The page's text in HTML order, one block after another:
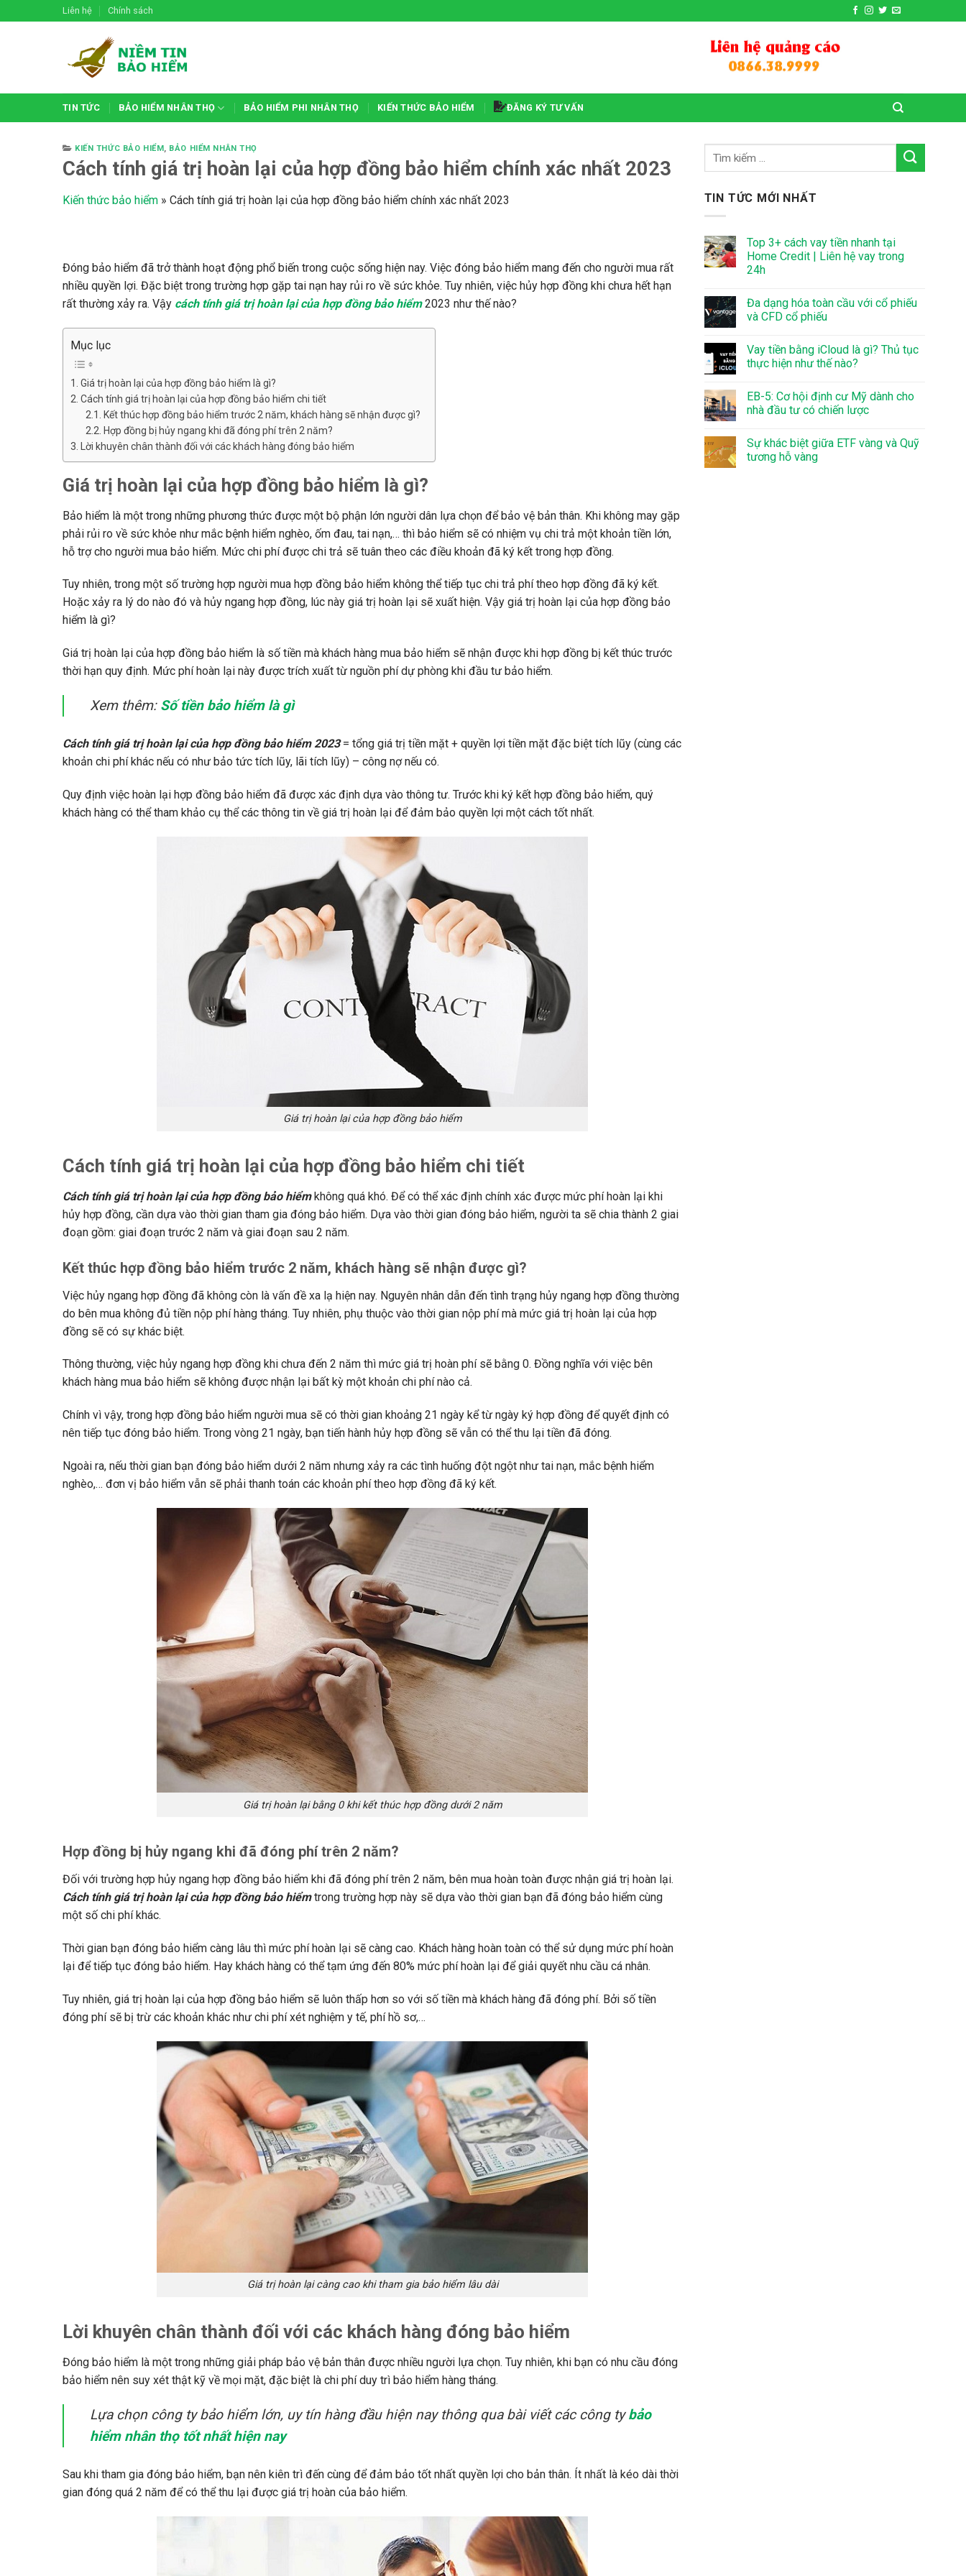
to
Liên hệ Chính sách
TIN TỨC BẢO HIỂM NHÂN THỌ BẢO HIỂM PHI NHÂN THỌ KIẾN THỨC BẢO HIỂM ĐĂNG KÝ TƯ VẤN
KIẾN THỨC BẢO HIỂM, BẢO HIỂM NHÂN THỌ
Cách tính giá trị hoàn lại của hợp đồng bảo hiểm chính xác nhất 2023
Kiến thức bảo hiểm » Cách tính giá trị hoàn lại của hợp đồng bảo hiểm chính xác nhất 2023
Đóng bảo hiểm đã trở thành hoạt động phổ biến trong cuộc sống hiện nay. Việc đóng bảo hiểm mang đến cho người mua rất
nhiều quyền lợi. Đặc biệt trong trường hợp gặp tai nạn hay rủi ro về sức khỏe. Tuy nhiên, việc hủy hợp đồng khi chưa hết hạn
rất thường xảy ra. Vậy cách tính giá trị hoàn lại của hợp đồng bảo hiểm2023 như thế nào?
Mục lục
Giá trị hoàn lại của hợp đồng bảo hiểm là gì?
Cách tính giá trị hoàn lại của hợp đồng bảo hiểm chi tiết
Kết thúc hợp đồng bảo hiểm trước 2 năm, khách hàng sẽ nhận được gì?
Hợp đồng bị hủy ngang khi đã đóng phí trên 2 năm?
Lời khuyên chân thành đối với các khách hàng đóng bảo hiểm
Giá trị hoàn lại của hợp đồng bảo hiểm là gì?
Bảo hiểm là một trong những phương thức được một bộ phận lớn người dân lựa chọn để bảo vệ bản thân. Khi không may gặp
phải rủi ro về sức khỏe như mắc bệnh hiểm nghèo, ốm đau, tai nạn,… thì bảo hiểm sẽ có nhiệm vụ chi trả một khoản tiền lớn,
hỗ trợ cho người mua bảo hiểm. Mức chi phí được chi trả sẽ tuân theo các điều khoản đã ký kết trong hợp đồng.
Tuy nhiên, trong một số trường hợp người mua hợp đồng bảo hiểm không thể tiếp tục chi trả phí theo hợp đồng đã ký kết.
Hoặc xảy ra lý do nào đó và hủy ngang hợp đồng, lúc này giá trị hoàn lại sẽ xuất hiện. Vậy giá trị hoàn lại của hợp đồng bảo
hiểm là gì?
Giá trị hoàn lại của hợp đồng bảo hiểm là số tiền mà khách hàng mua bảo hiểm sẽ nhận được khi hợp đồng bị kết thúc trước
thời hạn quy định. Mức phí hoàn lại này được trích xuất từ nguồn phí dự phòng khi đầu tư bảo hiểm.
Xem thêm: Số tiền bảo hiểm là gì
Cách tính giá trị hoàn lại của hợp đồng bảo hiểm 2023= tổng giá trị tiền mặt + quyền lợi tiền mặt đặc biệt tích lũy (cùng các
khoản chi phí khác nếu có như bảo tức tích lũy, lãi tích lũy) – công nợ nếu có.
Quy định việc hoàn lại hợp đồng bảo hiểm đã được xác định dựa vào thông tư. Trước khi ký kết hợp đồng bảo hiểm, quý
khách hàng có thể tham khảo cụ thể các thông tin về giá trị hoàn lại để đảm bảo quyền lợi một cách tốt nhất.
Giá trị hoàn lại của hợp đồng bảo hiểm
Cách tính giá trị hoàn lại của hợp đồng bảo hiểm chi tiết
Cách tính giá trị hoàn lại của hợp đồng bảo hiểmkhông quá khó. Để có thể xác định chính xác được mức phí hoàn lại khi
hủy hợp đồng, cần dựa vào thời gian tham gia đóng bảo hiểm. Dựa vào thời gian đóng bảo hiểm, người ta sẽ chia thành 2 giai
đoạn gồm: giai đoạn trước 2 năm và giai đoạn sau 2 năm.
Kết thúc hợp đồng bảo hiểm trước 2 năm, khách hàng sẽ nhận được gì?
Việc hủy ngang hợp đồng đã không còn là vấn đề xa lạ hiện nay. Nguyên nhân dẫn đến tình trạng hủy ngang hợp đồng thường
do bên mua không đủ tiền nộp phí hàng tháng. Tuy nhiên, phụ thuộc vào thời gian nộp phí mà mức giá trị hoàn lại của hợp
đồng sẽ có sự khác biệt.
Thông thường, việc hủy ngang hợp đồng khi chưa đến 2 năm thì mức giá trị hoàn phí sẽ bằng 0. Đồng nghĩa với việc bên
khách hàng mua bảo hiểm sẽ không được nhận lại bất kỳ một khoản chi phí nào cả.
Chính vì vậy, trong hợp đồng bảo hiểm người mua sẽ có thời gian khoảng 21 ngày kể từ ngày ký hợp đồng để quyết định có
nên tiếp tục đóng bảo hiểm. Trong vòng 21 ngày, bạn tiến hành hủy hợp đồng sẽ vẫn có thể thu lại tiền đã đóng.
Ngoài ra, nếu thời gian bạn đóng bảo hiểm dưới 2 năm nhưng xảy ra các tình huống đột ngột như tai nạn, mắc bệnh hiểm
nghèo,… đơn vị bảo hiểm vẫn sẽ phải thanh toán các khoản phí theo hợp đồng đã ký kết.
Giá trị hoàn lại bằng 0 khi kết thúc hợp đồng dưới 2 năm
Hợp đồng bị hủy ngang khi đã đóng phí trên 2 năm?
Đối với trường hợp hủy ngang hợp đồng bảo hiểm khi đã đóng phí trên 2 năm, bên mua hoàn toàn được nhận giá trị hoàn lại.
Cách tính giá trị hoàn lại của hợp đồng bảo hiểmtrong trường hợp này sẽ dựa vào thời gian bạn đã đóng bảo hiểm cùng
một số chi phí khác.
Thời gian bạn đóng bảo hiểm càng lâu thì mức phí hoàn lại sẽ càng cao. Khách hàng hoàn toàn có thể sử dụng mức phí hoàn
lại để tiếp tục đóng bảo hiểm. Hay khách hàng có thể tạm ứng đến 80% mức phí hoàn lại để giải quyết nhu cầu cá nhân.
Tuy nhiên, giá trị hoàn lại của hợp đồng bảo hiểm sẽ luôn thấp hơn so với số tiền mà khách hàng đã đóng phí. Bởi số tiền
đóng phí sẽ bị trừ các khoản khác như chi phí xét nghiệm y tế, phí hồ sơ,…
Giá trị hoàn lại càng cao khi tham gia bảo hiểm lâu dài
Lời khuyên chân thành đối với các khách hàng đóng bảo hiểm
Đóng bảo hiểm là một trong những giải pháp bảo vệ bản thân được nhiều người lựa chọn. Tuy nhiên, khi bạn có nhu cầu đóng
bảo hiểm nên suy xét thật kỹ về mọi mặt, đặc biệt là chi phí duy trì bảo hiểm hàng tháng.
Lựa chọn công ty bảo hiểm lớn, uy tín hàng đầu hiện nay thông qua bài viết các công tybảo
hiểm nhân thọ tốt nhất hiện nay
Sau khi tham gia đóng bảo hiểm, bạn nên kiên trì đến cùng để đảm bảo tốt nhất quyền lợi cho bản thân. Ít nhất là kéo dài thời
gian đóng quá 2 năm để có thể thu lại được giá trị hoàn của bảo hiểm.
TIN TỨC MỚI NHẤT
Top 3+ cách vay tiền nhanh tại
Home Credit | Liên hệ vay trong
24h
Đa dạng hóa toàn cầu với cổ phiếu
và CFD cổ phiếu
Vay tiền bằng iCloud là gì? Thủ tục
thực hiện như thế nào?
EB-5: Cơ hội định cư Mỹ dành cho
nhà đầu tư có chiến lược
Sự khác biệt giữa ETF vàng và Quỹ
tương hỗ vàng